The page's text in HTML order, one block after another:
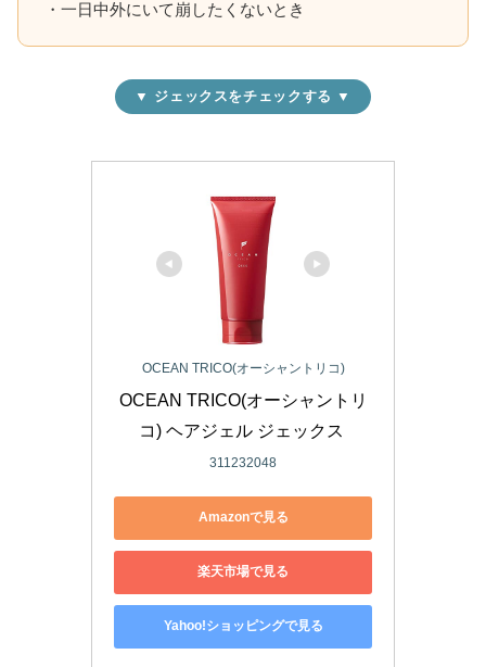
・一日中外にいて崩したくないとき
▼ ジェックスをチェックする ▼
OCEAN TRICO(オーシャントリコ)
OCEAN TRICO(オーシャントリ
コ) ヘアジェル ジェックス
311232048
Amazonで見る
楽天市場で見る
Yahoo!ショッピングで見る